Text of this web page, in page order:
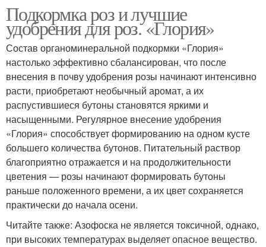
Подкормка роз и лучшие
удобрения для роз. «Глория»
Состав органоминеральной подкормки «Глория»
настолько эффективно сбалансирован, что после
внесения в почву удобрения розы начинают интенсивно
расти, приобретают необычный аромат, а их
распустившиеся бутоны становятся яркими и
насыщенными. Регулярное внесение удобрения
«Глория» способствует формированию на одном кусте
большего количества бутонов. Питательный раствор
благоприятно отражается и на продолжительности
цветения — розы начинают формировать бутоны
раньше положенного времени, а их цвет сохраняется
практически до начала осени.
Читайте также: Азофоска не является токсичной, однако,
при высоких температурах выделяет опасное вещество.